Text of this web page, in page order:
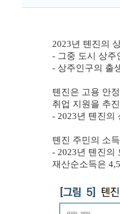
2023년 톈진의
- 그중 도시 상주
- 상주인구의 출
톈진은 고용 안
취업 지원을 추
- 2023년 톈진의
톈진 주민의 소
- 2023년 톈진의
재산순소득은